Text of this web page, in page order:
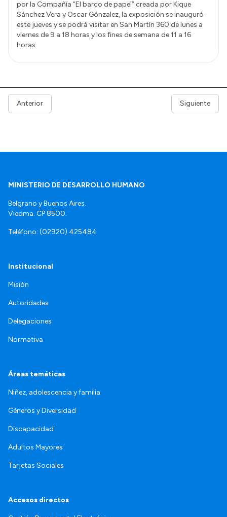
por la Compañía “El barco de papel” creada por Kique
Sánchez Vera y Oscar Gónzalez, la exposición se inauguró
este jueves y se podrá visitar en San Martín 360 de lunes a
viernes de 9 a 18 horas y los fines de semana de 11 a 16
horas.
Anterior Siguiente
MINISTERIO DE DESARROLLO HUMANO
Belgrano y Buenos Aires.
Viedma. CP 8500.
Teléfono: (02920) 425484
Institucional
Misión
Autoridades
Delegaciones
Normativa
Áreas temáticas
Niñez, adolescencia y familia
Géneros y Diversidad
Discapacidad
Adultos Mayores
Tarjetas Sociales
Accesos directos